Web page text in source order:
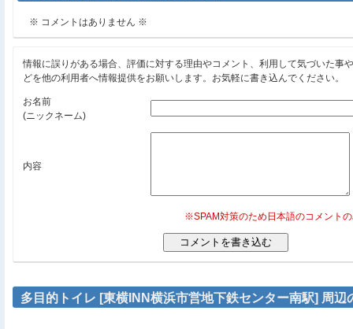
※ コメントはありません ※
情報に誤りがある場合、評価に対する理由やコメント、利用して気づいた事
どを他の利用者へ情報提供をお願いします。お気軽に書き込んでください。
お名前
(ニックネーム)
内容
※SPAM対策のため日本語のコメント
多目的トイレ [東横INN横浜市営地下鉄センター南駅] 周辺